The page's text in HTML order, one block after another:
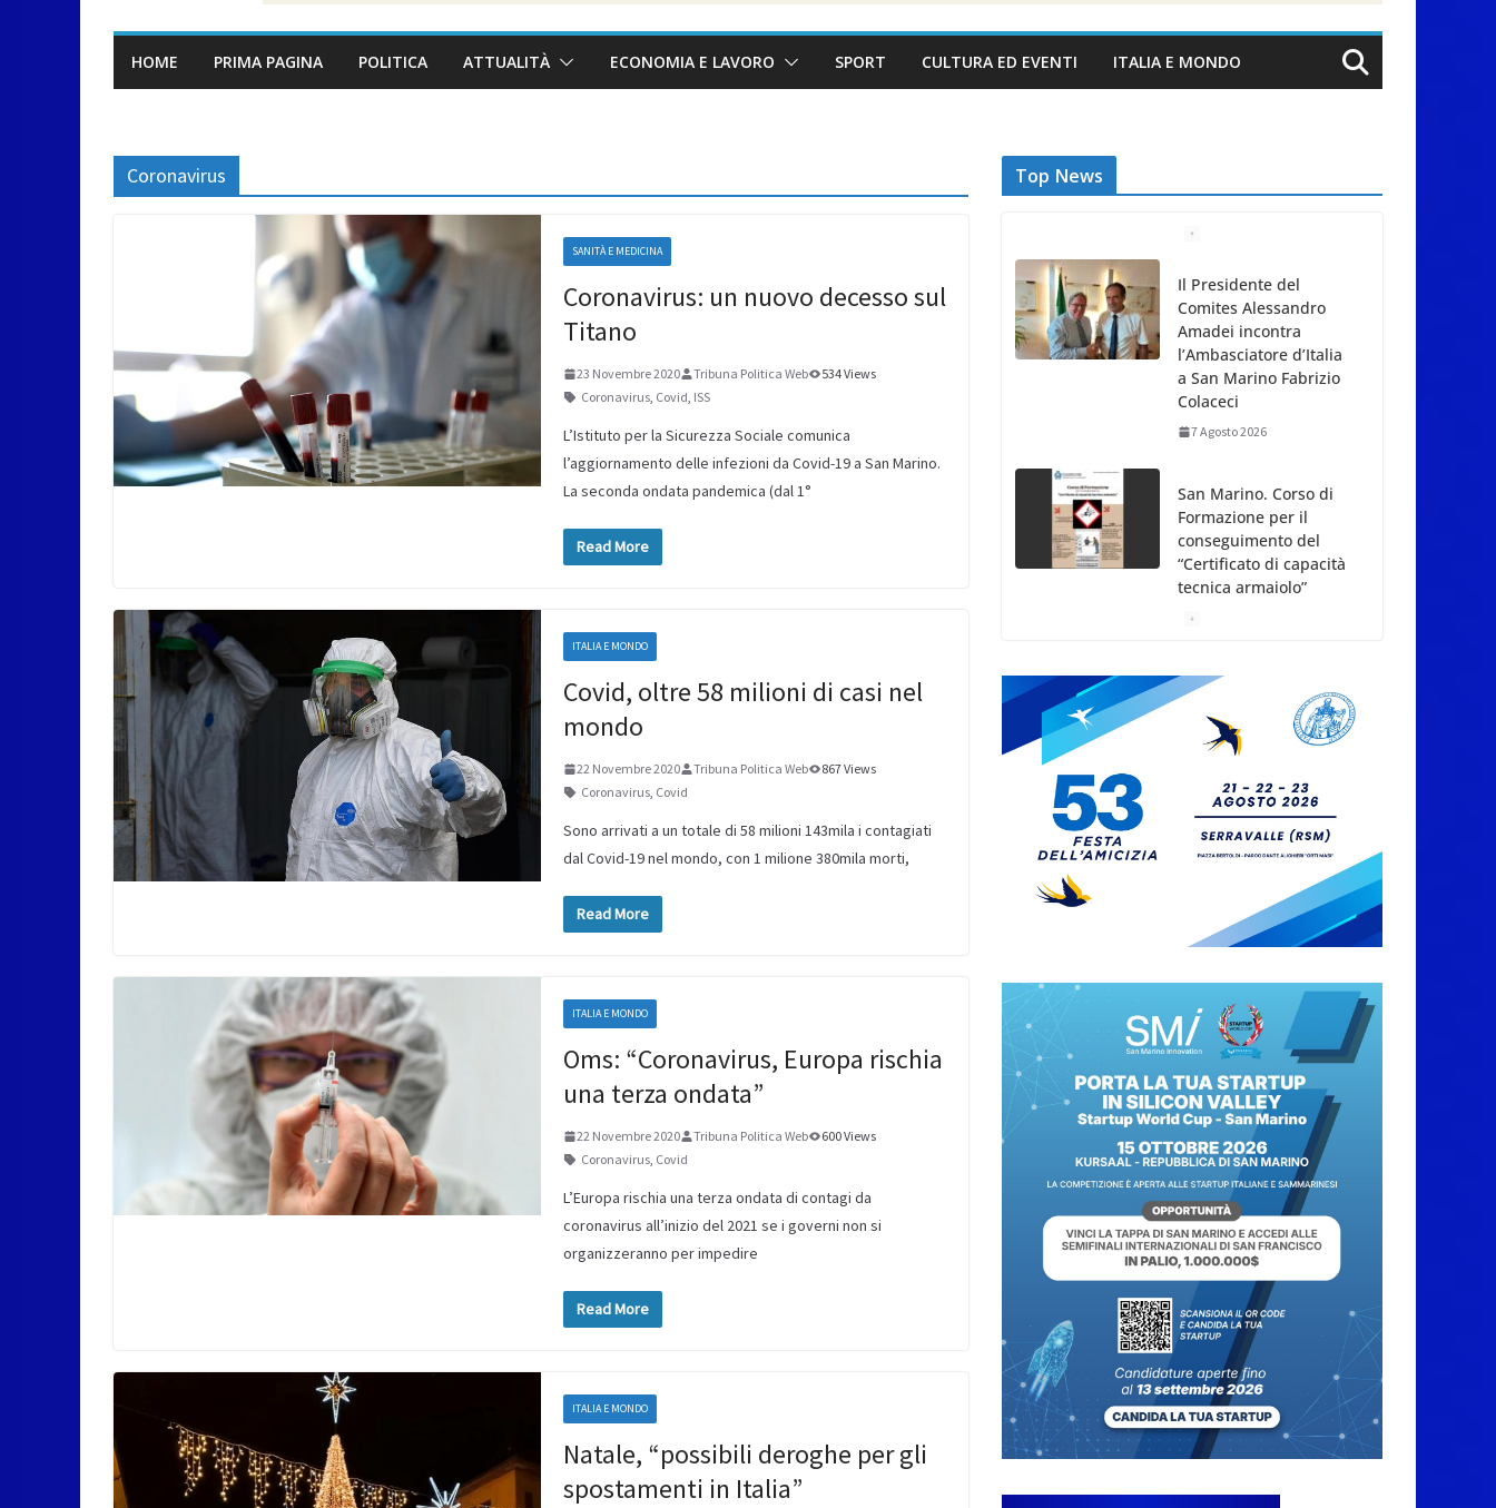
HOME PRIMA PAGINA POLITICA ATTUALITÀ ECONOMIA E LAVORO SPORT CULTURA ED EVENTI ITALIA E MONDO
Coronavirus
SANITÀ E MEDICINA
Coronavirus: un nuovo decesso sul
Titano
23 Novembre 2020 Tribuna Politica Web
534 Views
Coronavirus, Covid, ISS
L’Istituto per la Sicurezza Sociale comunica
l’aggiornamento delle infezioni da Covid-19 a San Marino.
La seconda ondata pandemica (dal 1°
Read More
ITALIA E MONDO
Covid, oltre 58 milioni di casi nel
mondo
22 Novembre 2020 Tribuna Politica Web
867 Views
Coronavirus, Covid
Sono arrivati a un totale di 58 milioni 143mila i contagiati
dal Covid-19 nel mondo, con 1 milione 380mila morti,
Read More
ITALIA E MONDO
Oms: “Coronavirus, Europa rischia
una terza ondata”
22 Novembre 2020 Tribuna Politica Web
600 Views
Coronavirus, Covid
L’Europa rischia una terza ondata di contagi da
coronavirus all’inizio del 2021 se i governi non si
organizzeranno per impedire
Read More
ITALIA E MONDO
Natale, “possibili deroghe per gli
spostamenti in Italia”
Top News
Il Presidente del
Comites Alessandro
Amadei incontra
l’Ambasciatore d’Italia
a San Marino Fabrizio
Colaceci
7 Agosto 2026
San Marino. Corso di
Formazione per il
conseguimento del
“Certificato di capacità
tecnica armaiolo”
7 Agosto 2026
“Concerto a lume di
candela da Bach ai Led
Zeppelin” lunedì 10
agosto e martedì 8
gli Orti Borghesi, San
Marino Città
7 Agosto 2026
Weekend conclusivo
per”La Terrazza della
Ministro del Turismo
Mazzi, Iva Zanicchi,
l’Orchestra Fondazione
Pavarotti e tanti altri
7 Agosto 2026
San Marino Junior
Open, definite le
semifinale dei
singolari
7 Agosto 2026